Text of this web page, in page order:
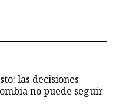
las decisiones
no puede seguir